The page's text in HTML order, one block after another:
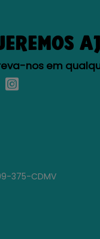
nos em
375-CDMV